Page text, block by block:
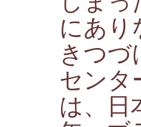
にあり
きつ
センタ
は、日